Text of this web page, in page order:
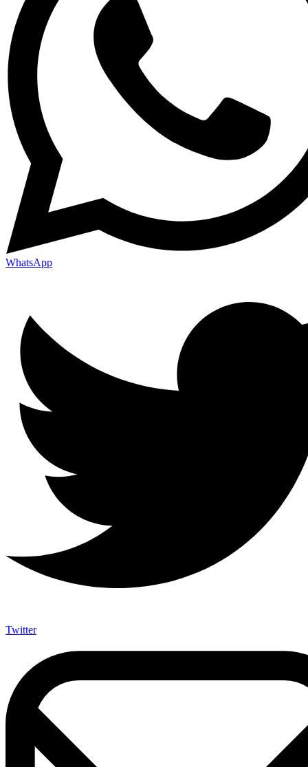
WhatsApp
Twitter